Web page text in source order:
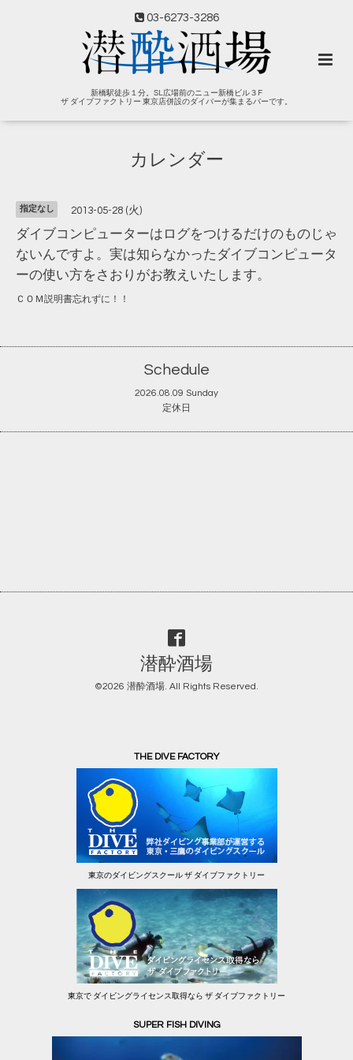
03-6273-3286
新橋駅徒歩１分。SL広場前のニュー新橋ビル３F
ザ ダイブファクトリー 東京店併設のダイバーが集まるバーです。
カレンダー
指定なし 2013-05-28 (火)
ダイブコンピューターはログをつけるだけのものじゃ
ないんですよ。実は知らなかったダイブコンピュータ
ーの使い方をさおりがお教えいたします。
ＣＯＭ説明書忘れずに！！
Schedule
2026.08.09 Sunday
定休日
潜酔酒場
©2026 潜酔酒場. All Rights Reserved.
THE DIVE FACTORY
東京のダイビングスクール ザ ダイブファクトリー
東京で ダイビングライセンス取得なら ザ ダイブファクトリー
SUPER FISH DIVING